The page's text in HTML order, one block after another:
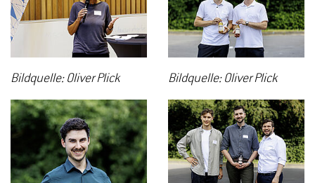
Bildquelle: Oliver Plick Bildquelle: Oliver Plick